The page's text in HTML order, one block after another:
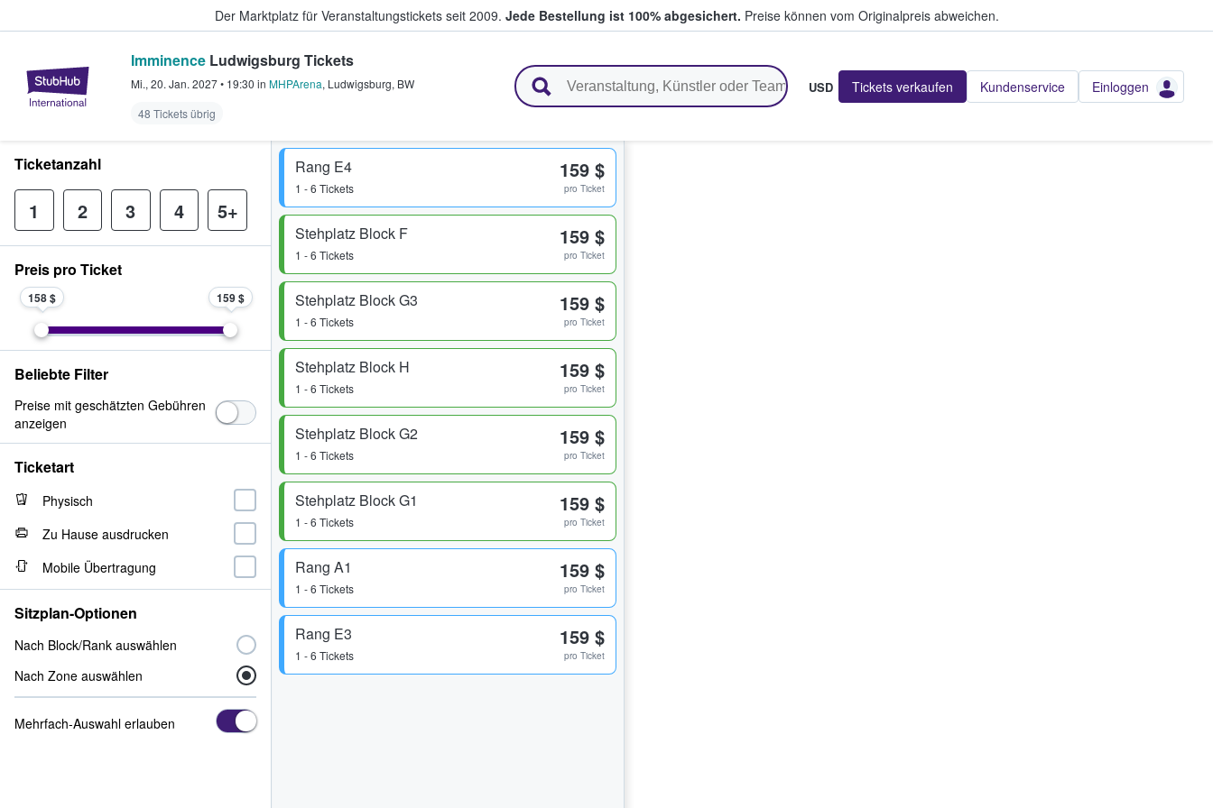
Der Marktplatz für Veranstaltungstickets seit 2009. Jede Bestellung ist 100% abgesichert. Preise können vom Originalpreis abweichen.
StubHub - Wo Fans Tickets kaufen & verkaufen
Imminence Ludwigsburg Tickets
Mi., 20. Jan. 2027• 19:30 in MHPArena, Ludwigsburg, BW
48 Tickets übrig
USD Tickets verkaufen Kundenservice Einloggen
Rang E4
1 - 6 Tickets
159 $
pro Ticket
Stehplatz Block F
1 - 6 Tickets
159 $
pro Ticket
Stehplatz Block G3
1 - 6 Tickets
159 $
pro Ticket
Stehplatz Block H
1 - 6 Tickets
159 $
pro Ticket
Stehplatz Block G2
1 - 6 Tickets
159 $
pro Ticket
Stehplatz Block G1
1 - 6 Tickets
159 $
pro Ticket
Rang A1
1 - 6 Tickets
159 $
pro Ticket
Rang E3
1 - 6 Tickets
159 $
pro Ticket
Ticketanzahl
1 2 3 4 5+
Preis pro Ticket
158 $ 159 $
Beliebte Filter
Preise mit geschätzten Gebühren
anzeigen
Ticketart
Physisch
Zu Hause ausdrucken
Mobile Übertragung
Sitzplan-Optionen
Nach Block/Rank auswählen
Nach Zone auswählen
Mehrfach-Auswahl erlauben